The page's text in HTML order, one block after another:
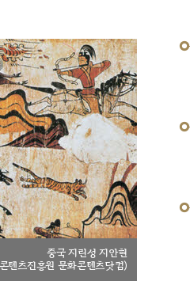
중국 지린성 지안현
텐츠진흥원 문화콘텐츠닷컴)